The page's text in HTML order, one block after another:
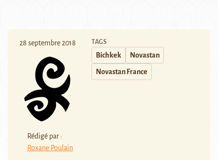
28 septembre 2018
Rédigé par :
Roxane Poulain
TAGS
Bichkek Novastan
Novastan France